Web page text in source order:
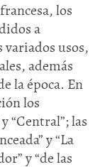
los
a
variados usos,
además
la época. En
los
“Central”; las
y “La
y “de las